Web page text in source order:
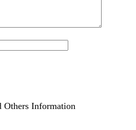
Others Information